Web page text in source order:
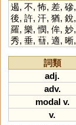
遏, 不,怖, 差, 磣,
後, 許, 汗, 猶, 銳,
羅, 樂,憫, 侔, 妙,
秀, 垂, 蔧, 適, 晰,
詞類
adj.
adv.
modal v.
v.